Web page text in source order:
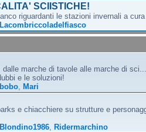
SCIISTICHE!
riguardanti le stazioni invernali a
Lacombriccoladelfiasco
marche di tavole alle marche di
e le soluzioni!
bobo Mari
e chiacchiere su strutture e
Blondino1986 Ridermarchino